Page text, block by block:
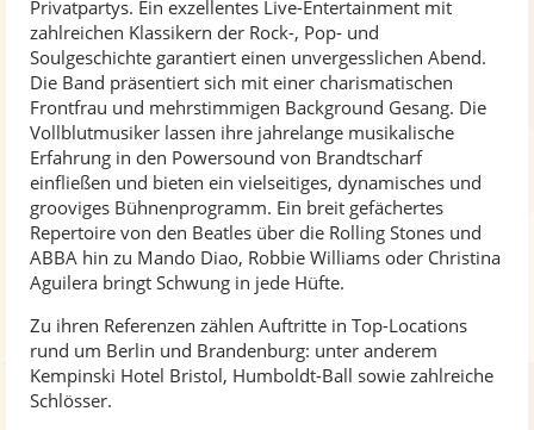
Privatpartys. Ein exzellentes Live-Entertainment mit
zahlreichen Klassikern der Rock-, Pop- und
Soulgeschichte garantiert einen unvergesslichen Abend.
Die Band präsentiert sich mit einer charismatischen
Frontfrau und mehrstimmigen Background Gesang. Die
Vollblutmusiker lassen ihre jahrelange musikalische
Erfahrung in den Powersound von Brandtscharf
einfließen und bieten ein vielseitiges, dynamisches und
grooviges Bühnenprogramm. Ein breit gefächertes
Repertoire von den Beatles über die Rolling Stones und
ABBA hin zu Mando Diao, Robbie Williams oder Christina
Aguilera bringt Schwung in jede Hüfte.
Zu ihren Referenzen zählen Auftritte in Top-Locations
rund um Berlin und Brandenburg: unter anderem
Kempinski Hotel Bristol, Humboldt-Ball sowie zahlreiche
Schlösser.